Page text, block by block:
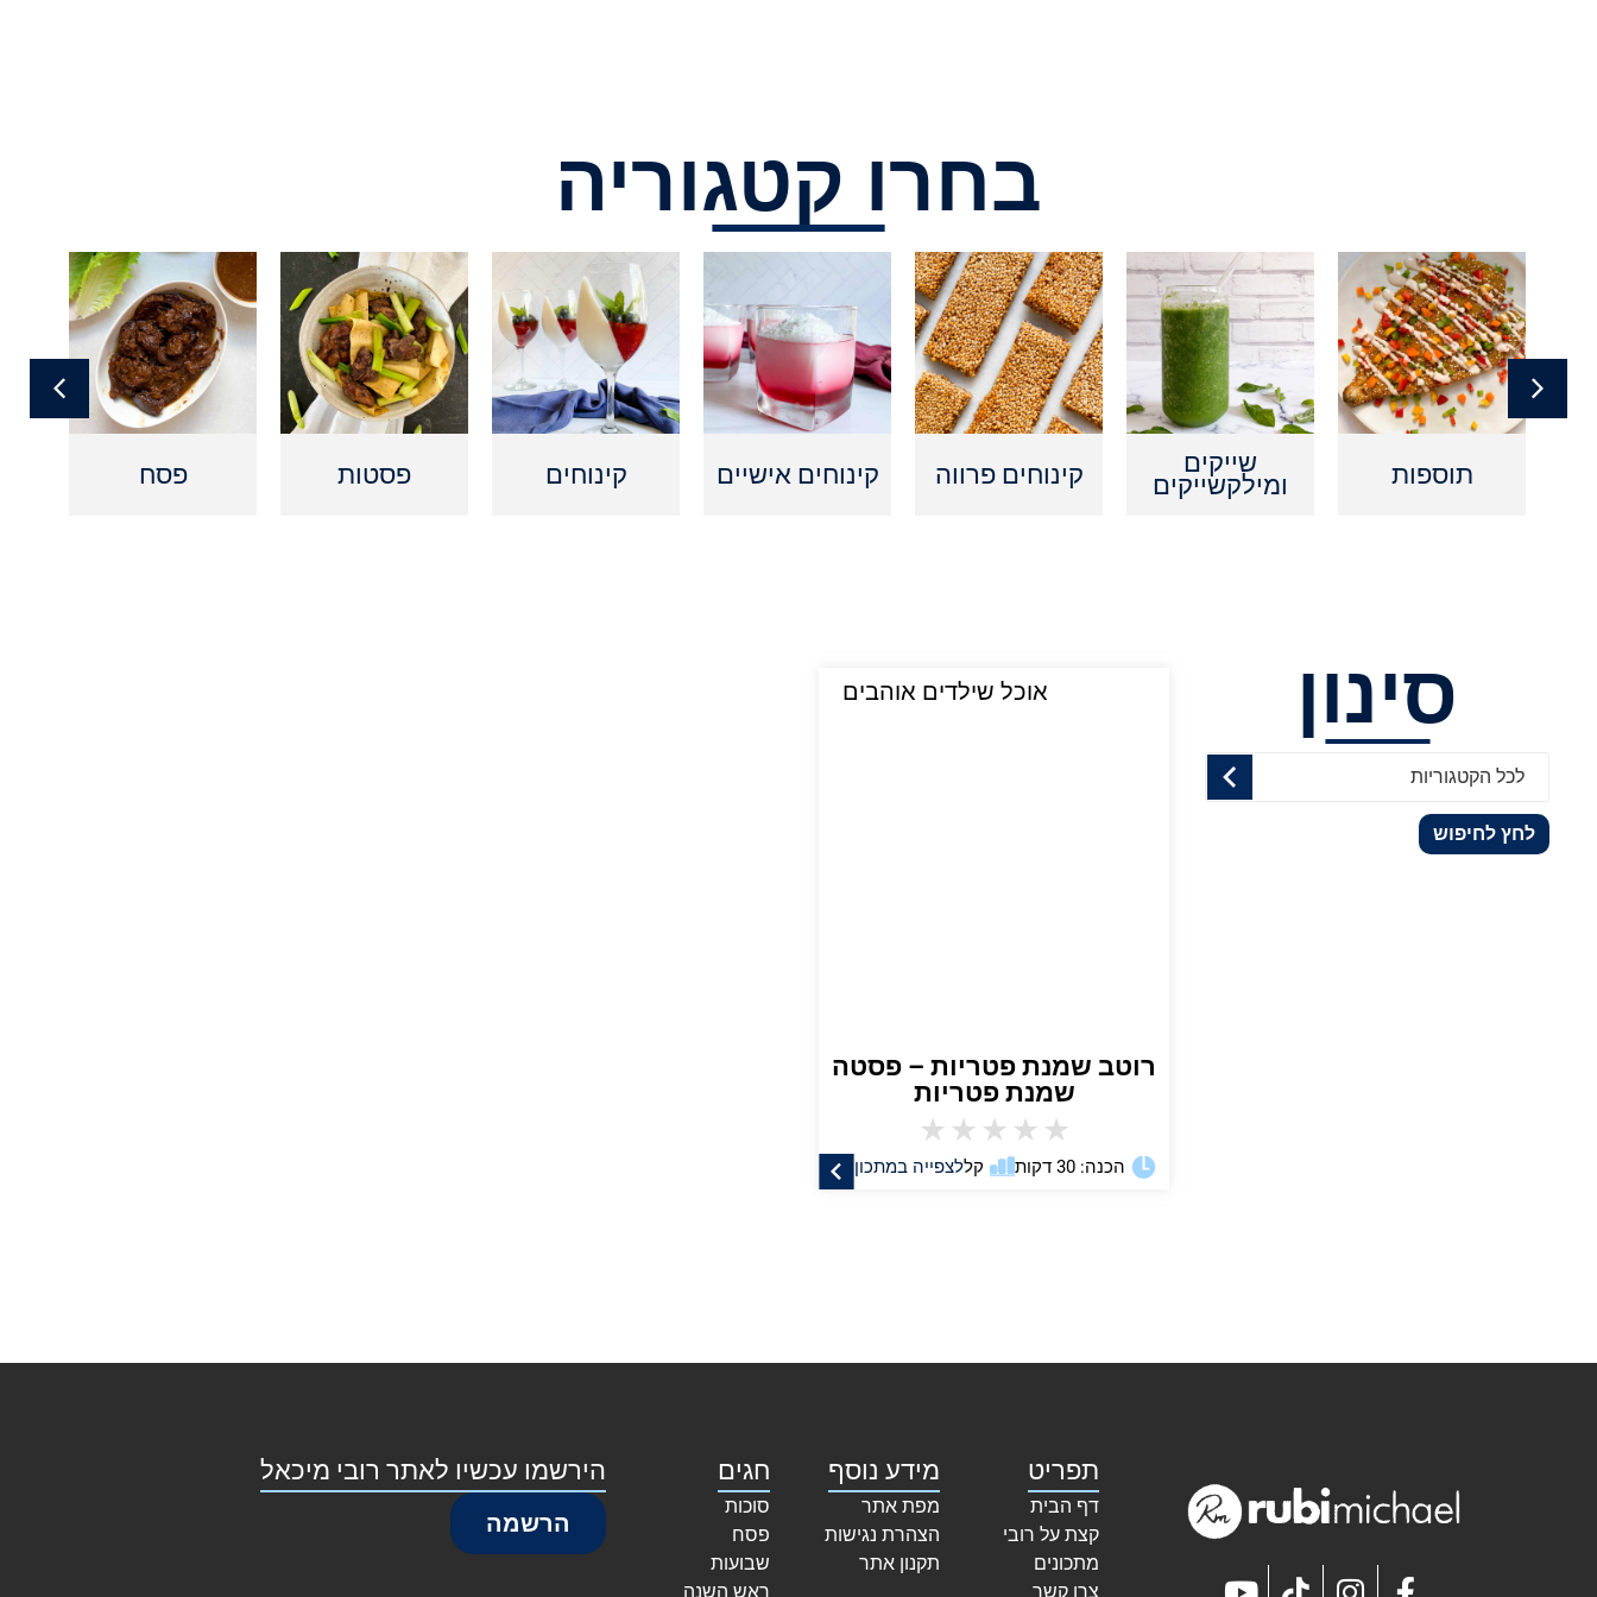
בחרו קטגוריה
תוספות שייקים
ומילקשייקים קינוחים פרווה קינוחים אישיים קינוחים פסטות פסח
סינון
לכל הקטגוריות
לחץ לחיפוש
אוכל שילדים אוהבים
רוטב שמנת פטריות – פסטה
שמנת פטריות
★
★
★
★
★
לצפייה במתכון הכנה: 30 דקות קל
תפריט
דף הבית
קצת על רובי
מתכונים
צרו קשר
מידע נוסף
מפת אתר
הצהרת נגישות
תקנון אתר
חגים
סוכות
פסח
שבועות
ראש השנה
הירשמו עכשיו לאתר רובי מיכאל
הרשמה